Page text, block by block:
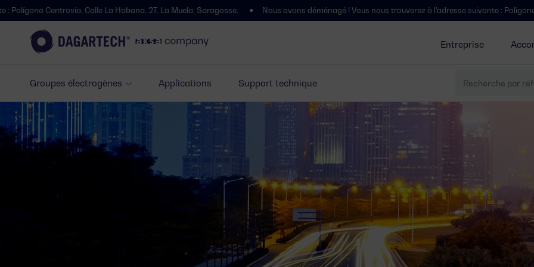
Entreprise
Groupes électrogènes Applications Support technique
Calle La Habana, 27, La Muela, Saragosse. Nous avons déménagé ! Vous nous trouverez à l'adresse suivante : Polígono Centrovía, Calle